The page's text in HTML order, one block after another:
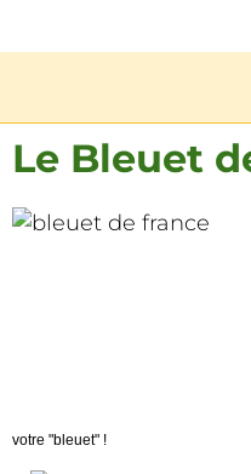
Le Bleuet
votre "bleuet" !